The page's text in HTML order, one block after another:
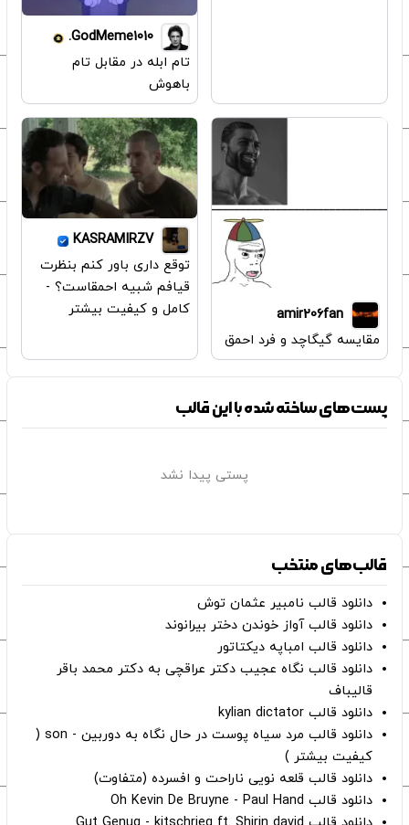
GodMeme1010.
تام ابله در مقابل تام
باهوش
amir206fan
مقایسه گیگاچد و فرد احمق
KASRAMIRZV
توقع داری باور کنم بنظرت
قیافم شبیه احمقاست؟ -
کامل و کیفیت بیشتر
پست‌های ساخته شده با این قالب
پستی پیدا نشد
قالب‌های منتخب
دانلود قالب نامبیر عثمان ‌توش
دانلود قالب آواز خوندن دختر بیرانوند
دانلود قالب امباپه دیکتاتور
دانلود قالب نگاه عجیب دکتر عراقچی به دکتر محمد باقر
قالیباف
دانلود قالب kylian dictator
دانلود قالب مرد سیاه پوست در حال نگاه به دوربین - son (
کیفیت بیشتر )
دانلود قالب قلعه نویی ناراحت و افسرده (متفاوت)
دانلود قالب Oh Kevin De Bruyne - Paul Hand